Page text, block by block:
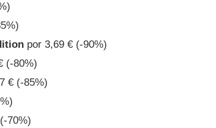
por 3,69 € (-90%)
(-80%)
€ (-85%)
70%)